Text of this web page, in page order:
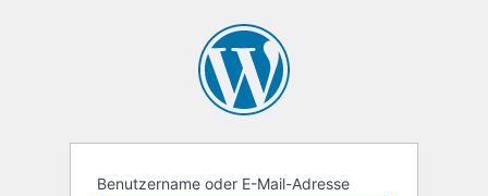
Benutzername oder E-Mail-Adresse